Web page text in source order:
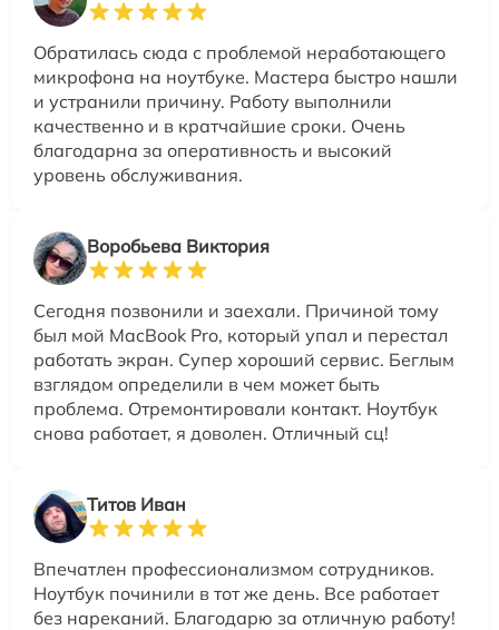
Обратилась сюда с проблемой неработающего
микрофона на ноутбуке. Мастера быстро нашли
и устранили причину. Работу выполнили
качественно и в кратчайшие сроки. Очень
благодарна за оперативность и высокий
уровень обслуживания.
Воробьева Виктория
Сегодня позвонили и заехали. Причиной тому
был мой MacBook Pro, который упал и перестал
работать экран. Супер хороший сервис. Беглым
взглядом определили в чем может быть
проблема. Отремонтировали контакт. Ноутбук
снова работает, я доволен. Отличный сц!
Титов Иван
Впечатлен профессионализмом сотрудников.
Ноутбук починили в тот же день. Все работает
без нареканий. Благодарю за отличную работу!